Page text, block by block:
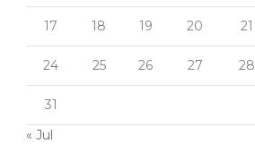
17 18 19 20 21
24 25 26 27 28
31
« Jul